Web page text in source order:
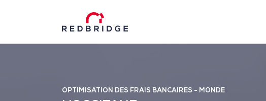
OPTIMISATION DES FRAIS BANCAIRES - MONDE